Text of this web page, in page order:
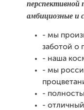
перспективной
амбициозные и
- мы
заботой о
- наша
- мы
-
- отличный